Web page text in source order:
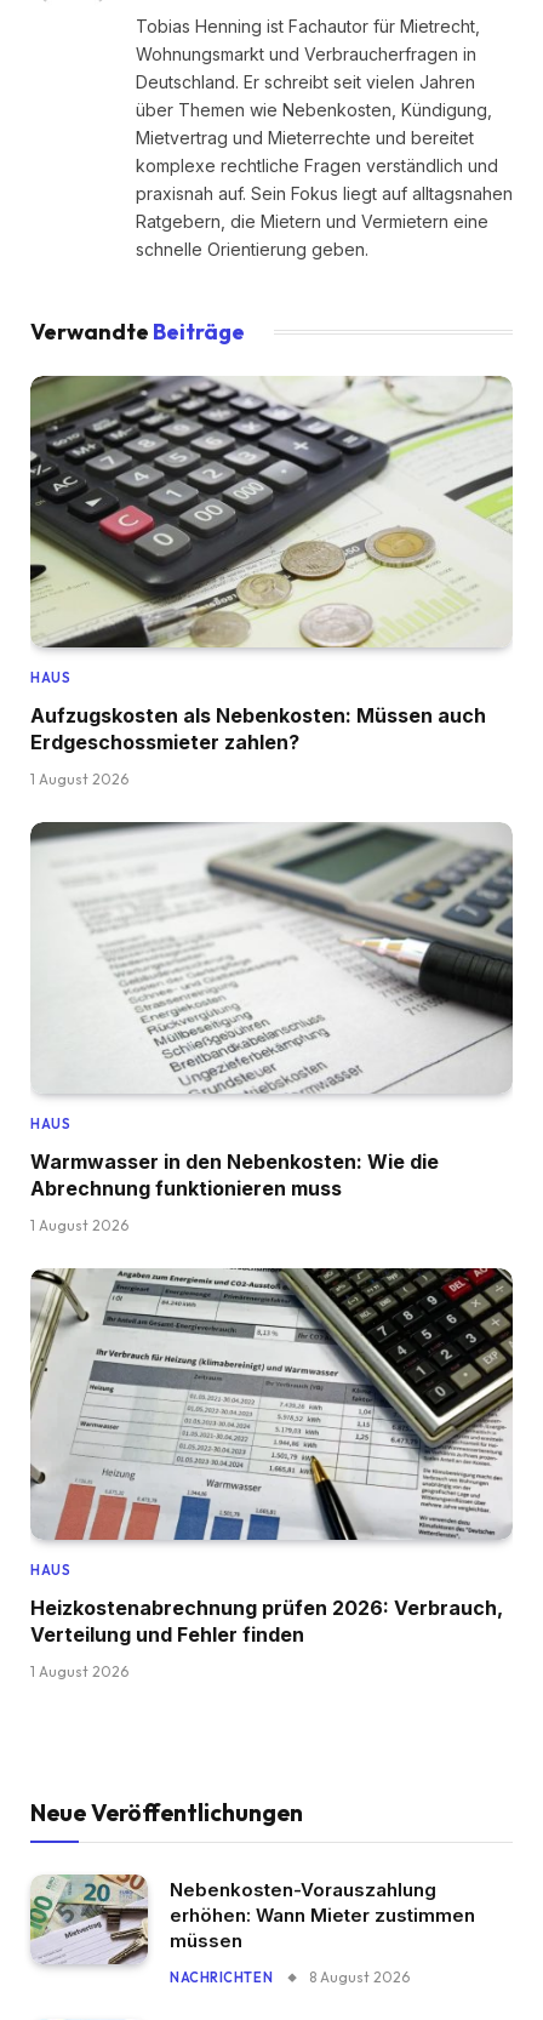
Tobias Henning ist Fachautor für Mietrecht,
Wohnungsmarkt und Verbraucherfragen in
Deutschland. Er schreibt seit vielen Jahren
über Themen wie Nebenkosten, Kündigung,
Mietvertrag und Mieterrechte und bereitet
komplexe rechtliche Fragen verständlich und
praxisnah auf. Sein Fokus liegt auf alltagsnahen
Ratgebern, die Mietern und Vermietern eine
schnelle Orientierung geben.
Verwandte Beiträge
HAUS
Aufzugskosten als Nebenkosten: Müssen auch
Erdgeschossmieter zahlen?
1 August 2026
HAUS
Warmwasser in den Nebenkosten: Wie die
Abrechnung funktionieren muss
1 August 2026
HAUS
Heizkostenabrechnung prüfen 2026: Verbrauch,
Verteilung und Fehler finden
1 August 2026
Neue Veröffentlichungen
Nebenkosten-Vorauszahlung
erhöhen: Wann Mieter zustimmen
müssen
NACHRICHTEN 8 August 2026